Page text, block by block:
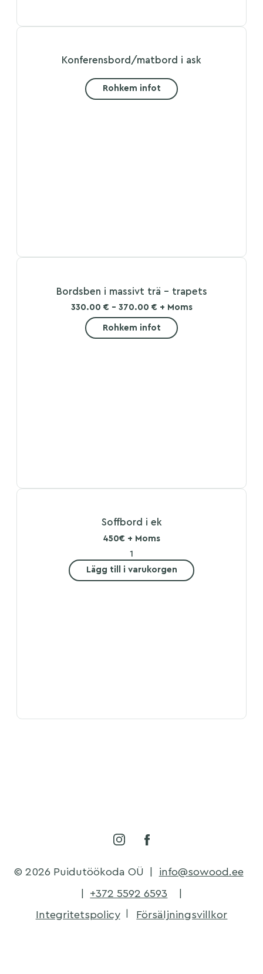
Konferensbord/matbord i ask
Rohkem infot
Bordsben i massivt trä – trapets
330.00 € - 370.00 € + Moms
Rohkem infot
Soffbord i ek
450€ + Moms
Lägg till i varukorgen
© 2026 Puidutöökoda OÜ
info@sowood.ee
+372 5592 6593
Integritetspolicy
Försäljningsvillkor